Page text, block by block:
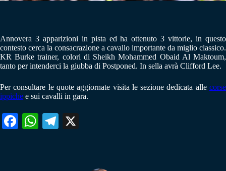
Annovera 3 apparizioni in pista ed ha ottenuto 3 vittorie, in questo
contesto cerca la consacrazione a cavallo importante da miglio classico.
KR Burke trainer, colori di Sheikh Mohammed Obaid Al Maktoum,
tanto per intenderci la giubba di Postponed. In sella avrà Clifford Lee.
Per consultare le quote aggiornate visita le sezione dedicata alle corse
ippiche e sui cavalli in gara.
Fa W
Te